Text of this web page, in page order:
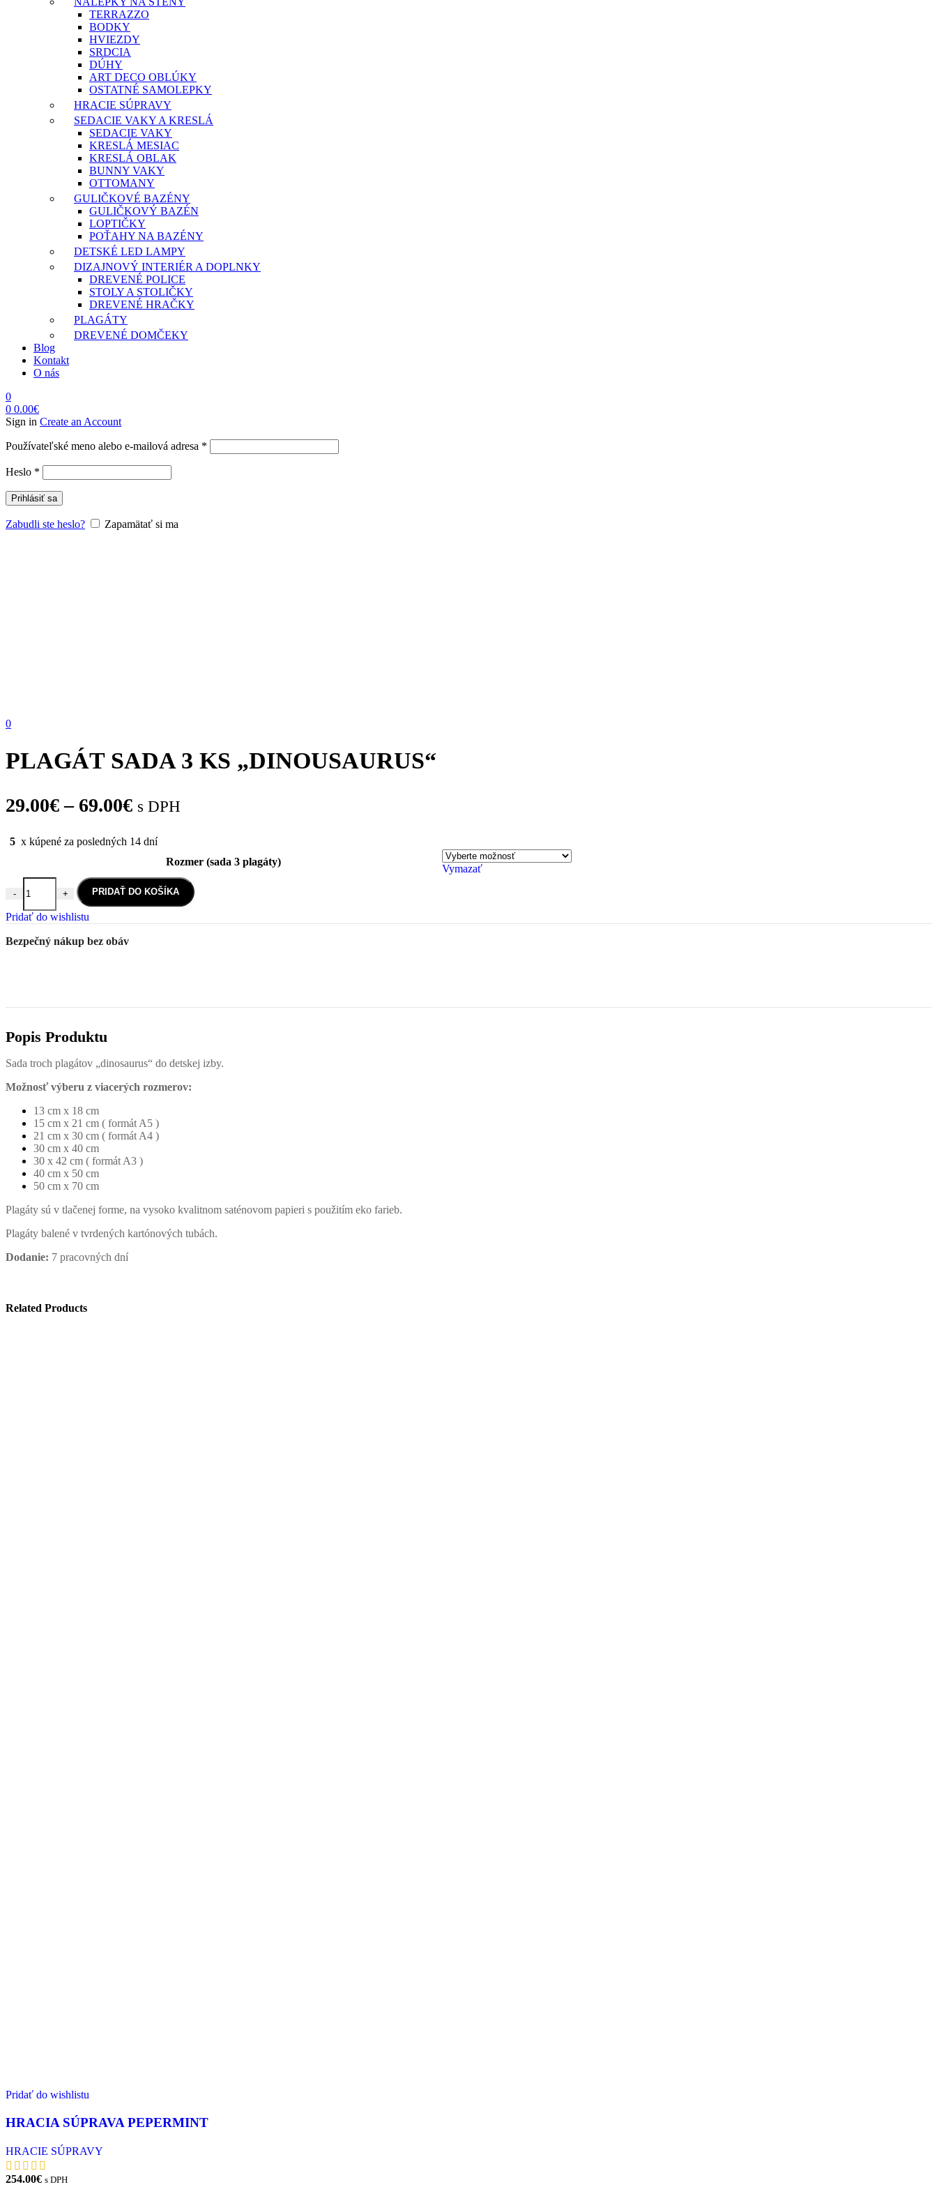
TERRAZZO
BODKY
HVIEZDY
SRDCIA
DÚHY
ART DECO OBLÚKY
OSTATNÉ SAMOLEPKY
HRACIE SÚPRAVY
SEDACIE VAKY A KRESLÁ
SEDACIE VAKY
KRESLÁ MESIAC
KRESLÁ OBLAK
BUNNY VAKY
OTTOMANY
GULIČKOVÉ BAZÉNY
GULIČKOVÝ BAZÉN
LOPTIČKY
POŤAHY NA BAZÉNY
DETSKÉ LED LAMPY
DIZAJNOVÝ INTERIÉR A DOPLNKY
DREVENÉ POLICE
STOLY A STOLIČKY
DREVENÉ HRAČKY
PLAGÁTY
DREVENÉ DOMČEKY
Blog
Kontakt
O nás
0
0 0.00€
Sign in Create an Account
Používateľské meno alebo e-mailová adresa *
Heslo *
Prihlásiť sa
Zabudli ste heslo? Zapamätať si ma
0
PLAGÁT SADA 3 KS „DINOUSAURUS“
29.00€ – 69.00€Price
29.00€
through
69.00€
s DPH
5 x kúpené za posledných 14 dní
Rozmer (sada 3 plagáty)
Vymazať
-
množstvo PLAGÁT SADA 3 KS "DINOUSAURUS"
+ PRIDAŤ DO KOŠÍKA
Pridať do wishlistu
Bezpečný nákup bez obáv
Popis Produktu
Sada troch plagátov „dinosaurus“ do detskej izby.
Možnosť výberu z viacerých rozmerov:
13 cm x 18 cm
15 cm x 21 cm ( formát A5 )
21 cm x 30 cm ( formát A4 )
30 cm x 40 cm
30 x 42 cm ( formát A3 )
40 cm x 50 cm
50 cm x 70 cm
Plagáty sú v tlačenej forme, na vysoko kvalitnom saténovom papieri s použitím eko farieb.
Plagáty balené v tvrdených kartónových tubách.
Dodanie: 7 pracovných dní
Related Products
Pridať do wishlistu
HRACIA SÚPRAVA PEPERMINT
HRACIE SÚPRAVY
254.00€ s DPH